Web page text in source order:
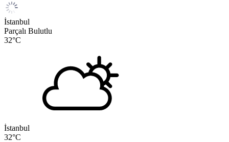
İstanbul
Parçalı Bulutlu
32°C
İstanbul
32°C